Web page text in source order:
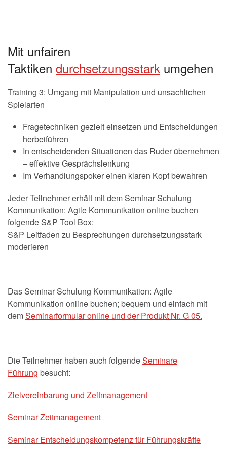
Mit unfairen
Taktiken durchsetzungsstark umgehen
Training 3: Umgang mit Manipulation und unsachlichen
Spielarten
Fragetechniken gezielt einsetzen und Entscheidungen
herbeiführen
In entscheidenden Situationen das Ruder übernehmen
– effektive Gesprächslenkung
Im Verhandlungspoker einen klaren Kopf bewahren
Jeder Teilnehmer erhält mit dem Seminar Schulung
Kommunikation: Agile Kommunikation online buchen
folgende S&P Tool Box:
S&P Leitfaden zu Besprechungen durchsetzungsstark
moderieren
Das Seminar Schulung Kommunikation: Agile
Kommunikation online buchen; bequem und einfach mit
demSeminarformular online und der Produkt Nr. G 05.
Die Teilnehmer haben auch folgendeSeminare
Führung besucht:
Zielvereinbarung und Zeitmanagement
Seminar Zeitmanagement
Seminar Entscheidungskompetenz für Führungskräfte